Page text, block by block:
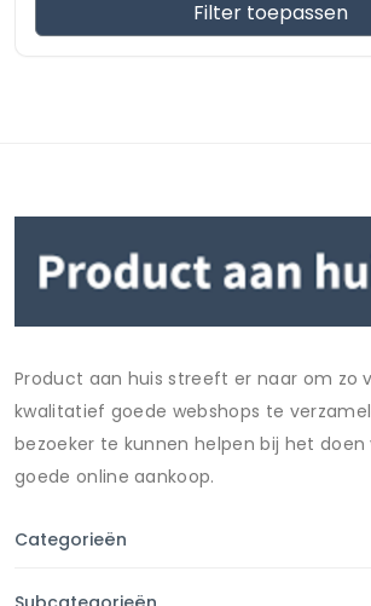
Filter toepassen
Product aan huis streeft er naar om zo
kwalitatief goede webshops te
bezoeker te kunnen helpen bij het doen
goede online aankoop.
Categorieën